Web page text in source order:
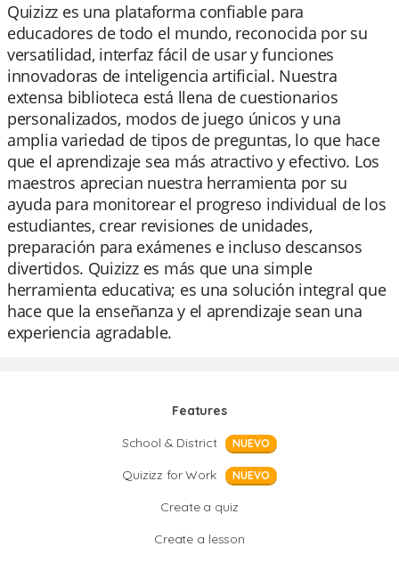
Quizizz es una plataforma confiable para
educadores de todo el mundo, reconocida por su
versatilidad, interfaz fácil de usar y funciones
innovadoras de inteligencia artificial. Nuestra
extensa biblioteca está llena de cuestionarios
personalizados, modos de juego únicos y una
amplia variedad de tipos de preguntas, lo que hace
que el aprendizaje sea más atractivo y efectivo. Los
maestros aprecian nuestra herramienta por su
ayuda para monitorear el progreso individual de los
estudiantes, crear revisiones de unidades,
preparación para exámenes e incluso descansos
divertidos. Quizizz es más que una simple
herramienta educativa; es una solución integral que
hace que la enseñanza y el aprendizaje sean una
experiencia agradable.
Features
School & District
NUEVO
Quizizz for Work NUEVO
Create a quiz
Create a lesson